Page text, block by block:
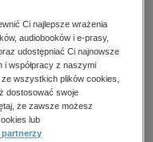
Ci najlepsze wrażenia
audiobooków i e-prasy,
udostępniać Ci najnowsze
i współpracy z naszymi
wszystkich plików cookies,
dostosować swoje
że zawsze możesz
lub